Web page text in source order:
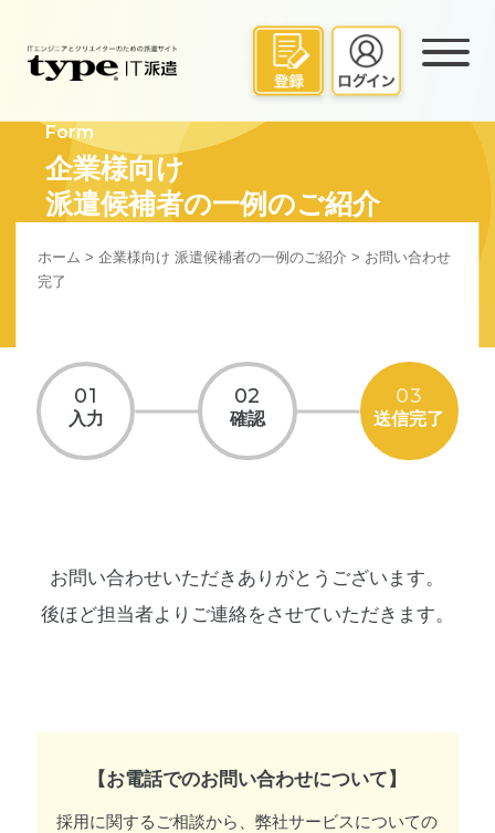
Form
企業様向け
派遣候補者の一例のご紹介
ホーム >企業様向け 派遣候補者の一例のご紹介 > お問い合わせ
完了
01
入力
02
確認
03
送信完了
お問い合わせいただきありがとうございます。
後ほど担当者よりご連絡をさせていただきます。
【お電話でのお問い合わせについて】
採用に関するご相談から、弊社サービスについての